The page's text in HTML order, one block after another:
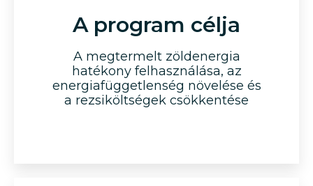
A program célja
A megtermelt zöldenergia
hatékony felhasználása, az
energiafüggetlenség növelése és
a rezsiköltségek csökkentése